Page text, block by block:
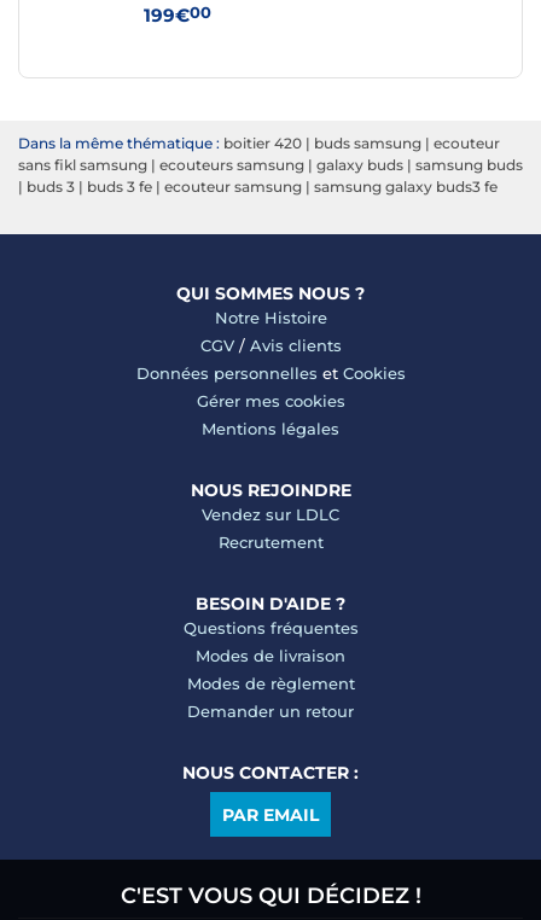
199€00
Dans la même thématique : boitier 420 | buds samsung | ecouteur
sans fikl samsung | ecouteurs samsung | galaxy buds | samsung buds
| buds 3 | buds 3 fe | ecouteur samsung | samsung galaxy buds3 fe
QUI SOMMES NOUS ?
Notre Histoire
CGV/ Avis clients
Données personnelles et Cookies
Gérer mes cookies
Mentions légales
NOUS REJOINDRE
Vendez sur LDLC
Recrutement
BESOIN D'AIDE ?
Questions fréquentes
Modes de livraison
Modes de règlement
Demander un retour
NOUS CONTACTER :
PAR EMAIL
C'EST VOUS QUI DÉCIDEZ !